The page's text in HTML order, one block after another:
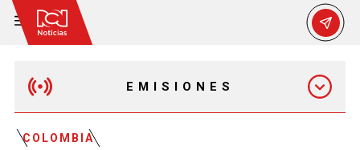
EMISIONES
COLOMBIA